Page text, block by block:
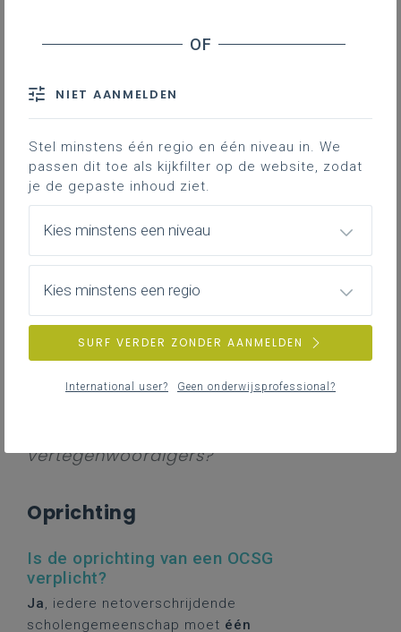
Over welke onderwerpen moet je in het OCSG
Over welke onderwerpen moet je in het OCSG een
concreet gevoerd worden?
Wat is een protocol?
Waaruit bestaat de toezichtsbevoegdheid van
het OCSG?
Rechten en plichten van de
Moet je een OCSG oprichten? Hoe is
het OCSG samengesteld? Waarvoor
vertegenwoordigers?
Oprichting
Is de oprichting van een OCSG
verplicht?
Ja, iedere netoverschrijdende
scholengemeenschap moet één
NIET AANMELDEN
Stel minstens één regio en één niveau in. We
passen dit toe als kijkfilter op de website, zodat
je de gepaste inhoud ziet.
Kies minstens een niveau
Kies minstens een regio
SURF VERDER ZONDER AANMELDEN
International user? Geen onderwijsprofessional?